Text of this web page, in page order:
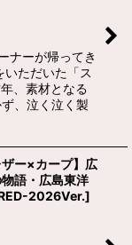
ナーが帰ってき
いただいた「ス
、素材となる
、泣く泣く製
ー×カープ】広
語・広島東洋
2026Ver.]